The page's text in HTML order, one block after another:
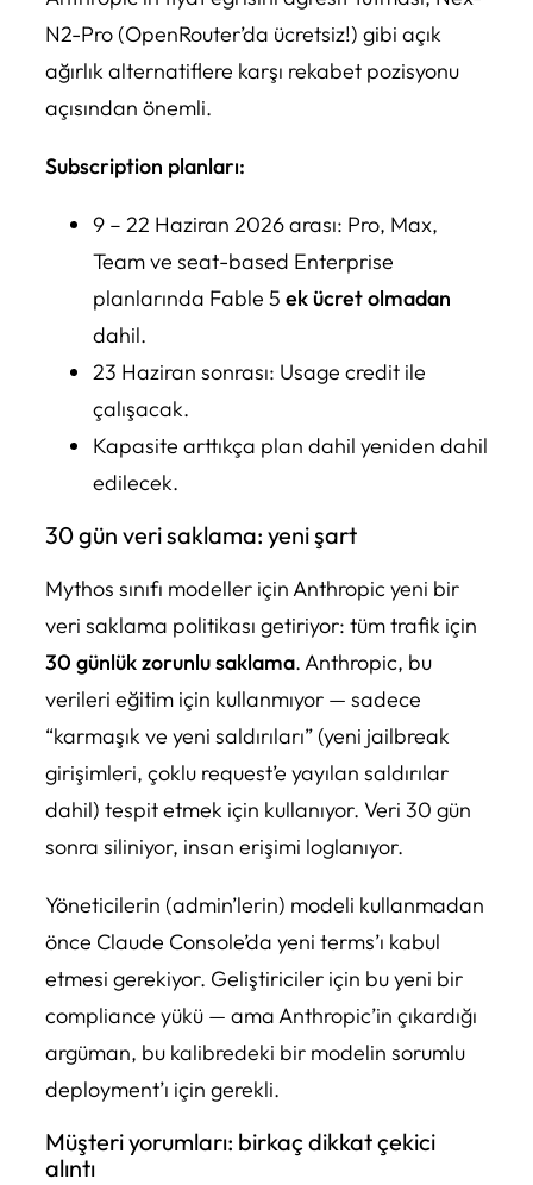
N2-Pro (OpenRouter’da ücretsiz!) gibi açık
ağırlık alternatiflere karşı rekabet pozisyonu
açısından önemli.
Subscription planları:
9 – 22 Haziran 2026 arası: Pro, Max,
Team ve seat-based Enterprise
planlarında Fable 5 ek ücret olmadan
dahil.
23 Haziran sonrası: Usage credit ile
çalışacak.
Kapasite arttıkça plan dahil yeniden dahil
edilecek.
30 gün veri saklama: yeni şart
Mythos sınıfı modeller için Anthropic yeni bir
veri saklama politikası getiriyor: tüm trafik için
30 günlük zorunlu saklama. Anthropic, bu
verileri eğitim için kullanmıyor — sadece
“karmaşık ve yeni saldırıları” (yeni jailbreak
girişimleri, çoklu request’e yayılan saldırılar
dahil) tespit etmek için kullanıyor. Veri 30 gün
sonra siliniyor, insan erişimi loglanıyor.
Yöneticilerin (admin’lerin) modeli kullanmadan
önce Claude Console’da yeni terms’ı kabul
etmesi gerekiyor. Geliştiriciler için bu yeni bir
compliance yükü — ama Anthropic’in çıkardığı
argüman, bu kalibredeki bir modelin sorumlu
deployment’ı için gerekli.
Müşteri yorumları: birkaç dikkat çekici
alıntı